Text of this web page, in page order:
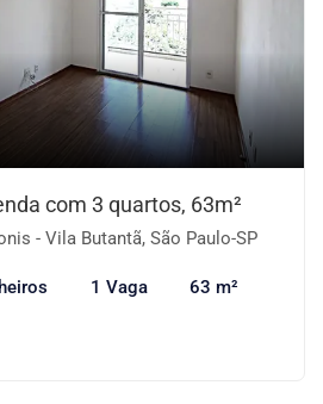
com 3 quartos, 63m²
- Vila Butantã, São Paulo-SP
1 Vaga 63 m²